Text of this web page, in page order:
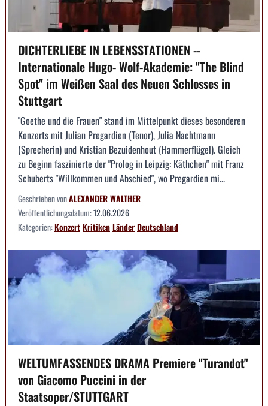
DICHTERLIEBE IN LEBENSSTATIONEN --
Internationale Hugo- Wolf-Akademie: "The Blind
Spot" im Weißen Saal des Neuen Schlosses in
Stuttgart
"Goethe und die Frauen" stand im Mittelpunkt dieses besonderen
Konzerts mit Julian Pregardien (Tenor), Julia Nachtmann
(Sprecherin) und Kristian Bezuidenhout (Hammerflügel). Gleich
zu Beginn faszinierte der "Prolog in Leipzig: Käthchen" mit Franz
Schuberts "Willkommen und Abschied", wo Pregardien mi...
Geschrieben vonALEXANDER WALTHER
Veröffentlichungsdatum:12.06.2026
Kategorien:KonzertKritikenLänderDeutschland
WELTUMFASSENDES DRAMA Premiere "Turandot"
von Giacomo Puccini in der
Staatsoper/STUTTGART